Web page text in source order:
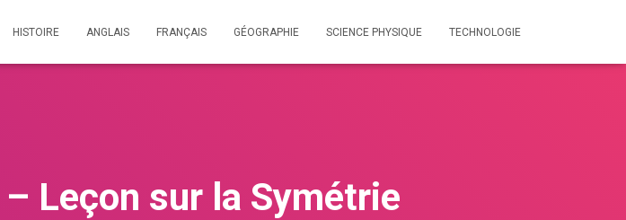
HISTOIRE ANGLAIS FRANÇAIS GÉOGRAPHIE SCIENCE PHYSIQUE TECHNOLOGIE
Leçon sur la Symétrie